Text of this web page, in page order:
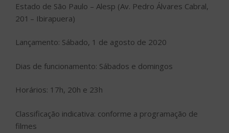
Estado de São Paulo – Alesp (Av. Pedro Álvares Cabral,
201 – Ibirapuera)
Lançamento: Sábado, 1 de agosto de 2020
Dias de funcionamento: Sábados e domingos
Horários: 17h, 20h e 23h
Classificação indicativa: conforme a programação de
filmes